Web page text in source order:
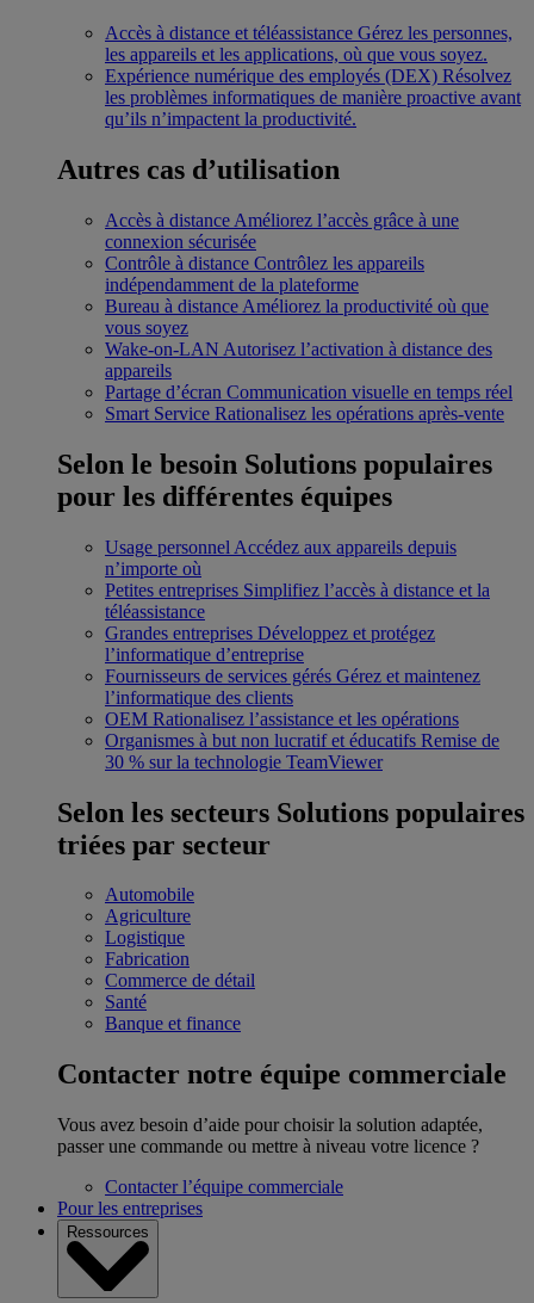
Accès à distance et téléassistance Gérez les personnes,
les appareils et les applications, où que vous soyez.
Expérience numérique des employés (DEX) Résolvez
les problèmes informatiques de manière proactive avant
qu’ils n’impactent la productivité.
Autres cas d’utilisation
Accès à distance Améliorez l’accès grâce à une
connexion sécurisée
Contrôle à distance Contrôlez les appareils
indépendamment de la plateforme
Bureau à distance Améliorez la productivité où que
vous soyez
Wake-on-LAN Autorisez l’activation à distance des
appareils
Partage d’écran Communication visuelle en temps réel
Smart Service Rationalisez les opérations après-vente
Selon le besoin Solutions populaires
pour les différentes équipes
Usage personnel Accédez aux appareils depuis
n’importe où
Petites entreprises Simplifiez l’accès à distance et la
téléassistance
Grandes entreprises Développez et protégez
l’informatique d’entreprise
Fournisseurs de services gérés Gérez et maintenez
l’informatique des clients
OEM Rationalisez l’assistance et les opérations
Organismes à but non lucratif et éducatifs Remise de
30 % sur la technologie TeamViewer
Selon les secteurs Solutions populaires
triées par secteur
Automobile
Agriculture
Logistique
Fabrication
Commerce de détail
Santé
Banque et finance
Contacter notre équipe commerciale
Vous avez besoin d’aide pour choisir la solution adaptée,
passer une commande ou mettre à niveau votre licence ?
Contacter l’équipe commerciale
Pour les entreprises
Ressources